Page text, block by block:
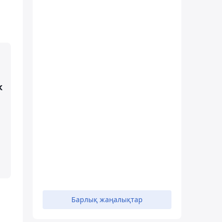
Барлық жаңалықтар